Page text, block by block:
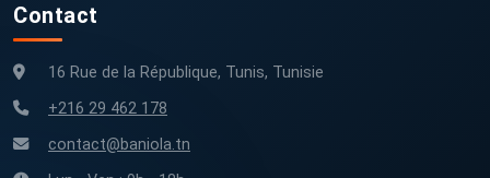
Contact
16 Rue de la République, Tunis, Tunisie
+216 29 462 178
contact@baniola.tn